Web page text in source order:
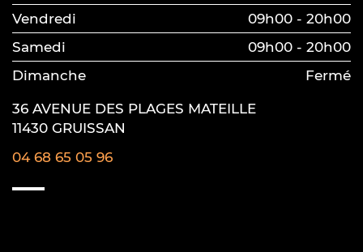
Vendredi
09h00 - 20h00
Samedi
09h00 - 20h00
Dimanche
Fermé
36 AVENUE DES PLAGES MATEILLE
11430 GRUISSAN
04 68 65 05 96